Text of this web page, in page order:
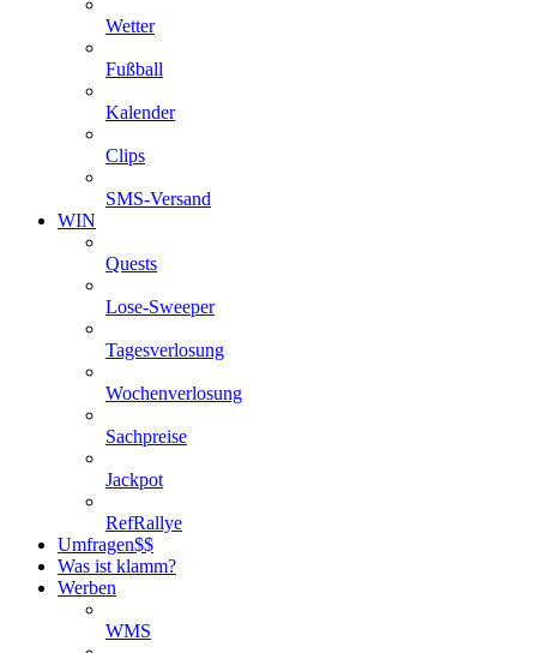
Wetter
Fußball
Kalender
Clips
SMS-Versand
WIN
Quests
Lose-Sweeper
Tagesverlosung
Wochenverlosung
Sachpreise
Jackpot
RefRallye
Umfragen$$
Was ist klamm?
Werben
WMS